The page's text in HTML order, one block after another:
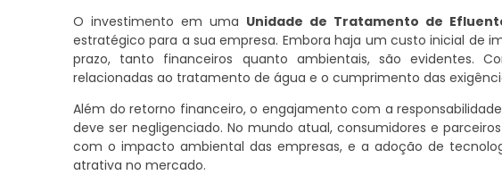
O investimento em uma Unidade de Tratamento de
estratégico para a sua empresa. Embora haja um custo inicial de
prazo, tanto financeiros quanto ambientais, são evidentes.
relacionadas ao tratamento de água e o cumprimento das
Além do retorno financeiro, o engajamento com a
deve ser negligenciado. No mundo atual, consumidores e
com o impacto ambiental das empresas, e a adoção de
atrativa no mercado.